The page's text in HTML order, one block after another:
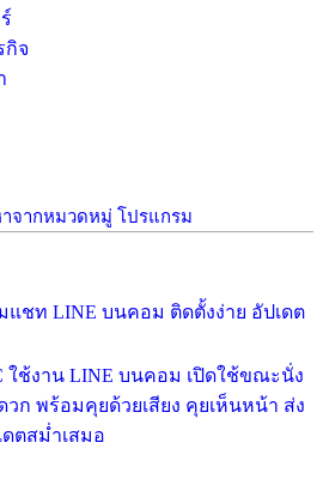
กิจ
จากหมวดหมู่ โปรแกรม
แชท LINE บนคอม ติดตั้งง่าย อัปเดต
ใช้งาน LINE บนคอม เปิดใช้ขณะนั่ง
วก พร้อมคุยด้วยเสียง คุยเห็นหน้า ส่ง
ตสม่ำเสมอ